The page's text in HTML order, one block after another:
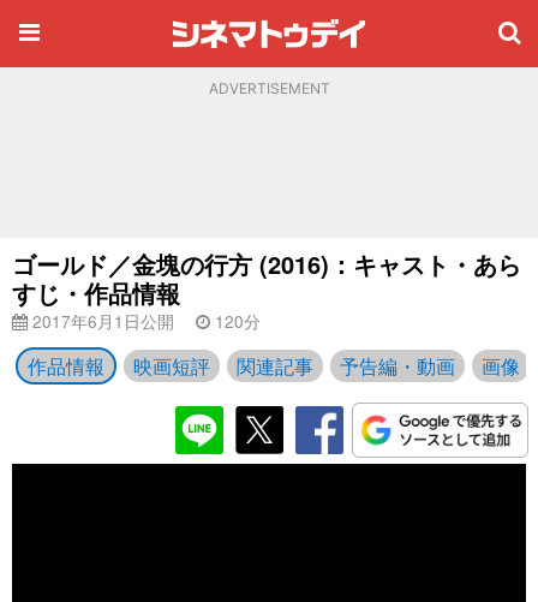
ADVERTISEMENT
ゴールド／金塊の行方 (2016)：キャスト・あら
すじ・作品情報
2017年6月1日公開 120分
作品情報 映画短評 関連記事 予告編・動画 画像